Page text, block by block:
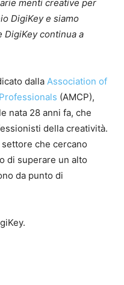
menti creative per
DigiKey e siamo
continua a
dalla Association of
(AMCP),
nata 28 anni fa, che
della creatività.
che cercano
di superare un alto
da punto di